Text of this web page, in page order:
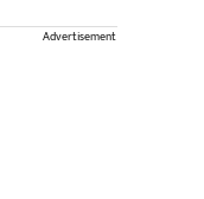
Advertisement